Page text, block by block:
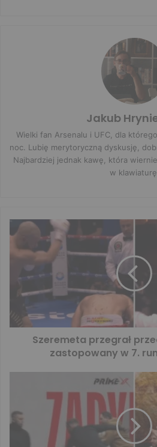
Jakub
Wielki fan Arsenalu i UFC, dla
noc. Lubię merytoryczną dyskusję,
Najbardziej jednak kawę, która
w klawiaturę.
Szeremeta przegrał
zastopowany w 7.